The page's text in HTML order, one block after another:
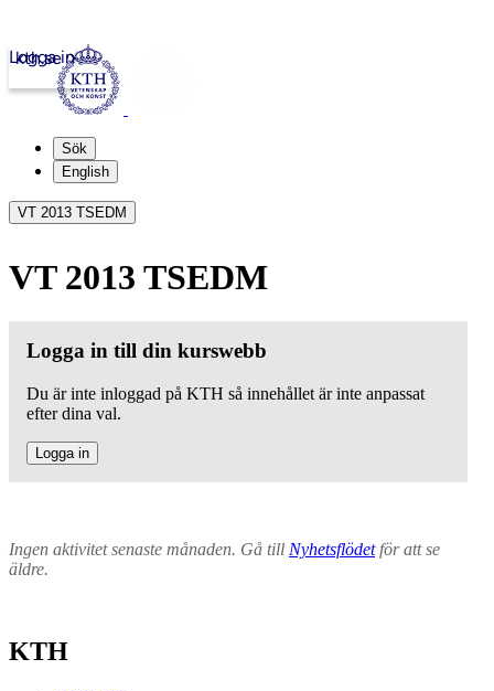
kth.se
Logga in
Sök
English
VT 2013 TSEDM
VT 2013 TSEDM
Logga in till din kurswebb
Du är inte inloggad på KTH så innehållet är inte anpassat
efter dina val.
Logga in
Ingen aktivitet senaste månaden. Gå till Nyhetsflödetför att se
äldre.
KTH